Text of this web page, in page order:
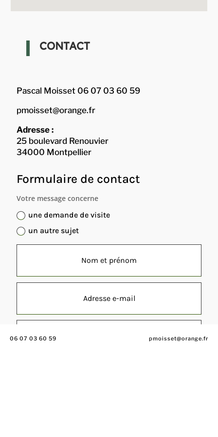
06 07 03 60 59 pmoisset@orange.fr
CONTACT
Pascal Moisset 06 07 03 60 59
pmoisset@orange.fr
Adresse :
25 boulevard Renouvier
34000 Montpellier
Formulaire de contact
Votre message concerne
une demande de visite
un autre sujet